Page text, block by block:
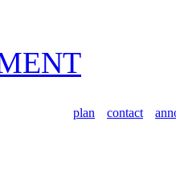
plan contact